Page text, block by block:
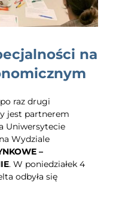
na
raz drugi
jest partnerem
Uniwersytecie
Wydziale
–
. W poniedziałek 4
odbyła się